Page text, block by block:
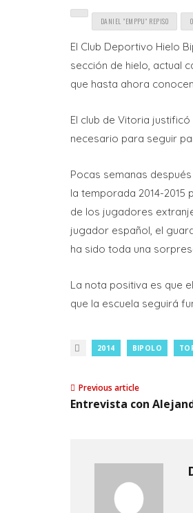
DANIEL "EMPPU" REPISO
El Club Deportivo Hielo
sección de hielo, actual
que hasta ahora
El club de Vitoria
necesario para seguir
Pocas semanas
la temporada 2014-
de los jugadores
jugador español, el
ha sido toda una
La nota positiva es que
que la escuela seguirá
2014 BIPOLO
Previous article
Entrevista con